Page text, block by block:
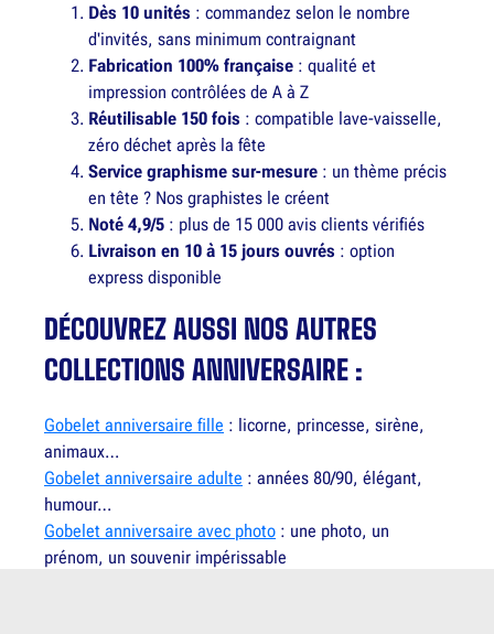
Dès 10 unités : commandez selon le nombre
d'invités, sans minimum contraignant
Fabrication 100% française : qualité et
impression contrôlées de A à Z
Réutilisable 150 fois : compatible lave-vaisselle,
zéro déchet après la fête
Service graphisme sur-mesure : un thème précis
en tête ? Nos graphistes le créent
Noté 4,9/5 : plus de 15 000 avis clients vérifiés
Livraison en 10 à 15 jours ouvrés : option
express disponible
DÉCOUVREZ AUSSI NOS AUTRES
COLLECTIONS ANNIVERSAIRE :
Gobelet anniversaire fille : licorne, princesse, sirène,
animaux…
Gobelet anniversaire adulte : années 80/90, élégant,
humour…
Gobelet anniversaire avec photo : une photo, un
prénom, un souvenir impérissable